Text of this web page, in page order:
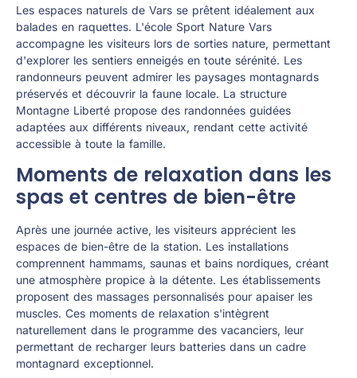
Les espaces naturels de Vars se prêtent idéalement aux
balades en raquettes. L'école Sport Nature Vars
accompagne les visiteurs lors de sorties nature, permettant
d'explorer les sentiers enneigés en toute sérénité. Les
randonneurs peuvent admirer les paysages montagnards
préservés et découvrir la faune locale. La structure
Montagne Liberté propose des randonnées guidées
adaptées aux différents niveaux, rendant cette activité
accessible à toute la famille.
Moments de relaxation dans les
spas et centres de bien-être
Après une journée active, les visiteurs apprécient les
espaces de bien-être de la station. Les installations
comprennent hammams, saunas et bains nordiques, créant
une atmosphère propice à la détente. Les établissements
proposent des massages personnalisés pour apaiser les
muscles. Ces moments de relaxation s'intègrent
naturellement dans le programme des vacanciers, leur
permettant de recharger leurs batteries dans un cadre
montagnard exceptionnel.